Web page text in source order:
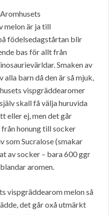
melon är ja till
födelsedagstårtan blir
bas för allt från
Smaken av
barn då den är så mjuk,
vispgräddearomer
skall få välja huruvida
eller ej, men det går
honung till socker
Sucralose (smakar
av socker – bara 600 ggr
aromen.
vispgräddearom melon så
det går oxå utmärkt